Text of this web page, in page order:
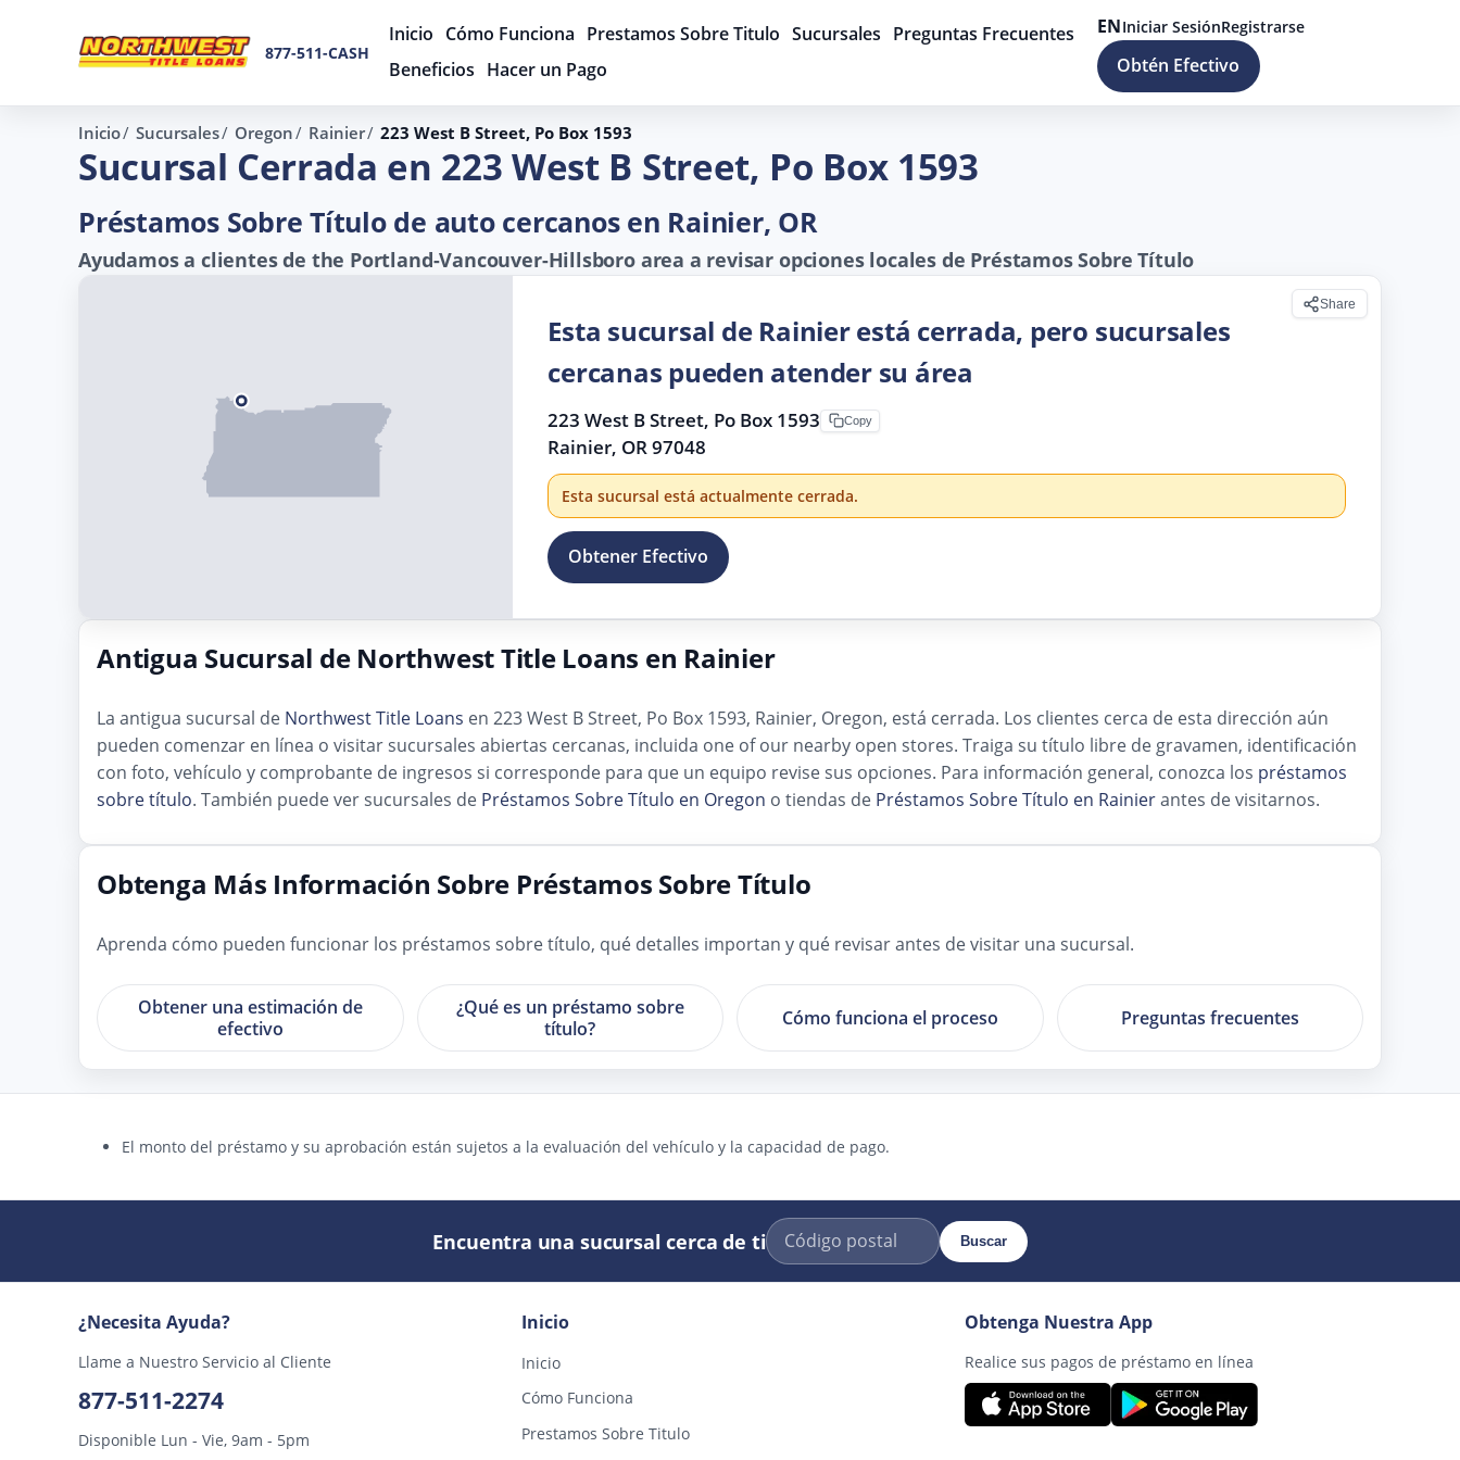
877-511-CASH
Inicio Cómo Funciona Prestamos Sobre Titulo Sucursales Preguntas Frecuentes
Beneficios Hacer un Pago
ENIniciar SesiónRegistrarse
Obtén Efectivo
Inicio Sucursales Oregon Rainier 223 West B Street, Po Box 1593
Sucursal Cerrada en 223 West B Street, Po Box 1593
Préstamos Sobre Título de auto cercanos en Rainier, OR
Ayudamos a clientes de the Portland-Vancouver-Hillsboro area a revisar opciones locales de Préstamos Sobre Título
Share
Esta sucursal de Rainier está cerrada, pero sucursales
cercanas pueden atender su área
223 West B Street, Po Box 1593
Rainier, OR 97048
Copy
Esta sucursal está actualmente cerrada.
Obtener Efectivo
Antigua Sucursal de Northwest Title Loans en Rainier
La antigua sucursal de Northwest Title Loans en 223 West B Street, Po Box 1593, Rainier, Oregon, está cerrada. Los clientes cerca de esta dirección aún
pueden comenzar en línea o visitar sucursales abiertas cercanas, incluida one of our nearby open stores. Traiga su título libre de gravamen, identificación
con foto, vehículo y comprobante de ingresos si corresponde para que un equipo revise sus opciones. Para información general, conozca los préstamos
sobre título. También puede ver sucursales de Préstamos Sobre Título en Oregon o tiendas de Préstamos Sobre Título en Rainierantes de visitarnos.
Obtenga Más Información Sobre Préstamos Sobre Título
Aprenda cómo pueden funcionar los préstamos sobre título, qué detalles importan y qué revisar antes de visitar una sucursal.
Obtener una estimación de
efectivo
¿Qué es un préstamo sobre
título?
Cómo funciona el proceso Preguntas frecuentes
El monto del préstamo y su aprobación están sujetos a la evaluación del vehículo y la capacidad de pago.
Encuentra una sucursal cerca de ti Buscar
¿Necesita Ayuda?
Llame a Nuestro Servicio al Cliente
877-511-2274
Disponible Lun - Vie, 9am - 5pm
Inicio
Inicio
Cómo Funciona
Prestamos Sobre Titulo
Obtenga Nuestra App
Realice sus pagos de préstamo en línea